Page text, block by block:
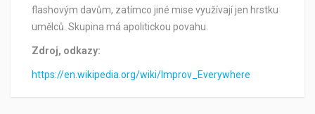
flashovým davům, zatímco jiné mise využívají jen hrstku
umělců. Skupina má apolitickou povahu.
Zdroj, odkazy:
https://en.wikipedia.org/wiki/Improv_Everywhere